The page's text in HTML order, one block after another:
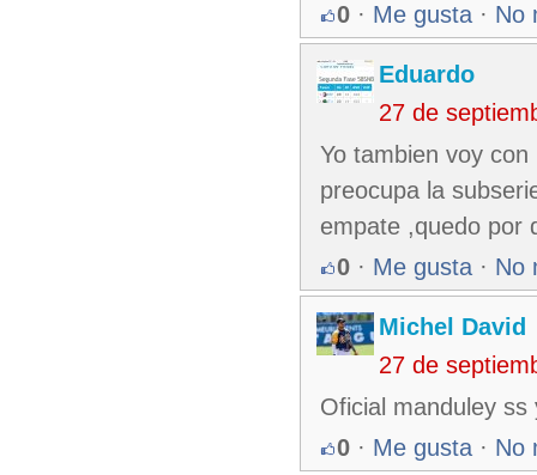
0 · Me gusta · No
Eduardo
27 de
Yo tambien voy
preocupa la
empate ,quedo por
0 · Me gusta · No
Michel David
27 de
Oficial manduley ss
0 · Me gusta · No